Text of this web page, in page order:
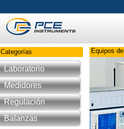
Categorías
Laboratorio
Medidores
Regulación
Balanzas
Equipos